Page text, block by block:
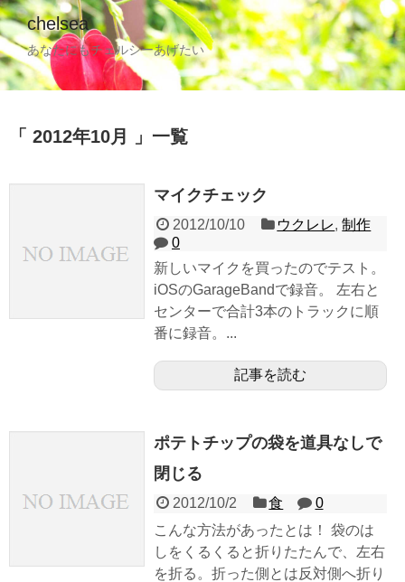
chelsea
あなたにもチェルシーあげたい
2012年10月 一覧
マイクチェック
2012/10/10 ウクレレ,制作
0
新しいマイクを買ったのでテスト。
iOSのGarageBandで録音。 左右と
センターで合計3本のトラックに順
番に録音。...
記事を読む
ポテトチップの袋を道具なしで
閉じる
2012/10/2 食
0
こんな方法があったとは！ 袋のは
しをくるくると折りたたんで、左右
を折る。折った側とは反対側へ折り